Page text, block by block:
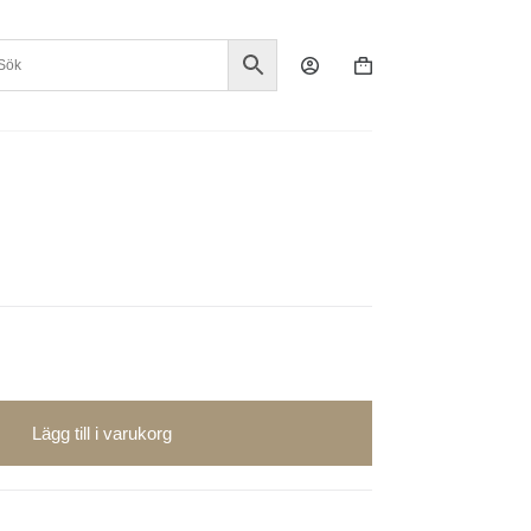
Varukorg
Lägg till i varukorg